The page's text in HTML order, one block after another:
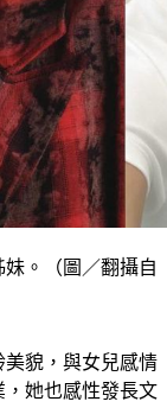
她也感性發長文
人相似的外貌也